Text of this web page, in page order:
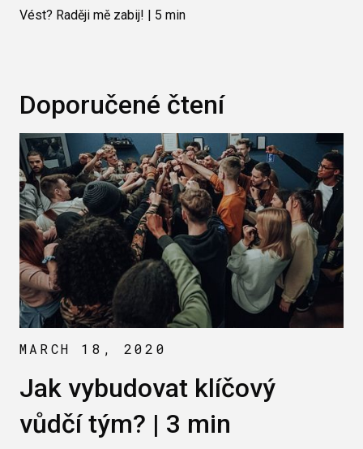
Vést? Raději mě zabij! | 5 min
Doporučené čtení
MARCH 18, 2020
Jak vybudovat klíčový
vůdčí tým? | 3 min